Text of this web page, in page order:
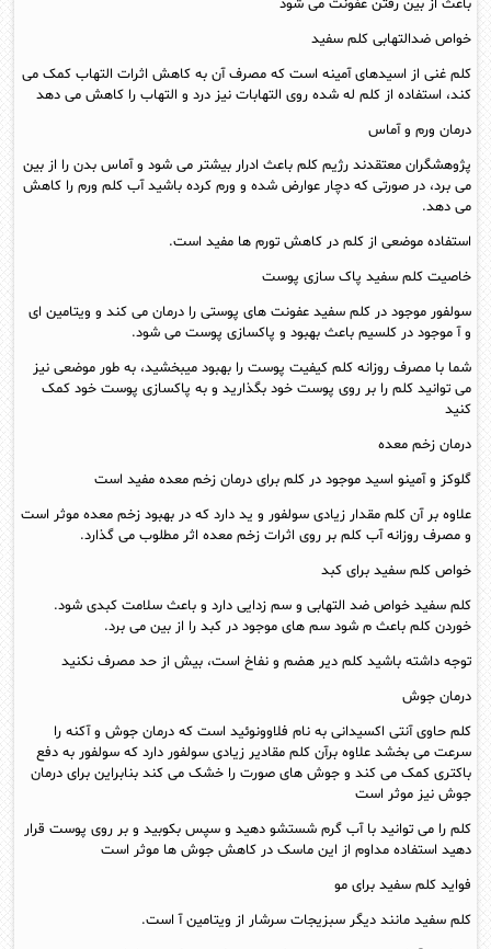
خواص ضدالتهابی کلم سفید
کلم غنی از اسیدهای آمینه است که مصرف آن به کاهش اثرات التهاب کمک می
کند، استفاده از کلم له شده روی التهابات نیز درد و التهاب را کاهش می دهد
درمان ورم و آماس
پژوهشگران معتقدند رژیم کلم باعث ادرار بیشتر می شود و آماس بدن را از بین
می برد، در صورتی که دچار عوارض شده و ورم کرده باشید آب کلم ورم را کاهش
می دهد.
استفاده موضعی از کلم در کاهش تورم ها مفید است.
خاصیت کلم سفید پاک سازی پوست
سولفور موجود در کلم سفید عفونت های پوستی را درمان می کند و ویتامین ای
و آ موجود در کلسیم باعث بهبود و پاکسازی پوست می شود.
شما با مصرف روزانه کلم کیفیت پوست را بهبود میبخشید، به طور موضعی نیز
می توانید کلم را بر روی پوست خود بگذارید و به پاکسازی پوست خود کمک
کنید
درمان زخم معده
گلوکز و آمینو اسید موجود در کلم برای درمان زخم معده مفید است
علاوه بر آن کلم مقدار زیادی سولفور و ید دارد که در بهبود زخم معده موثر است
و مصرف روزانه آب کلم بر روی اثرات زخم معده اثر مطلوب می گذارد.
خواص کلم سفید برای کبد
کلم سفید خواص ضد التهابی و سم زدایی دارد و باعث سلامت کبدی شود.
خوردن کلم باعث م شود سم های موجود در کبد را از بین می برد.
توجه داشته باشید کلم دیر هضم و نفاخ است، بیش از حد مصرف نکنید
درمان جوش
کلم حاوی آنتی‌ اکسیدانی به نام فلاوونوئید است که درمان جوش و آکنه را
سرعت می بخشد علاوه برآن کلم مقادیر زیادی سولفور دارد که سولفور به دفع
باکتری کمک می کند و جوش های صورت را خشک می کند بنابراین برای درمان
جوش نیز موثر است
کلم را می توانید با آب گرم شستشو دهید و سپس بکوبید و بر روی پوست قرار
دهید استفاده مداوم از این ماسک در کاهش جوش ها موثر است
فواید کلم سفید برای مو
کلم سفید مانند دیگر سبزیجات سرشار از ویتامین آ است.